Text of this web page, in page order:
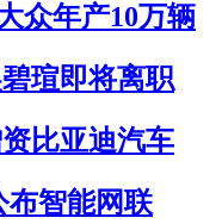
众年产10万辆
瑄即将离职
比亚迪汽车
布智能网联